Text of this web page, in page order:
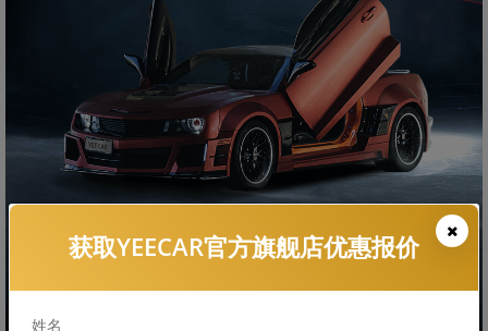
获取YEECAR官方旗舰店优惠报价
姓名